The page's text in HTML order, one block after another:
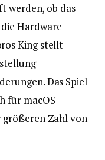
werden, ob das
Hardware
King stellt
Das Spiel
für macOS
größeren Zahl von